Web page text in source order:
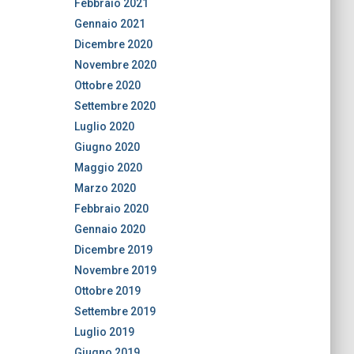
Febbraio 2021
Gennaio 2021
Dicembre 2020
Novembre 2020
Ottobre 2020
Settembre 2020
Luglio 2020
Giugno 2020
Maggio 2020
Marzo 2020
Febbraio 2020
Gennaio 2020
Dicembre 2019
Novembre 2019
Ottobre 2019
Settembre 2019
Luglio 2019